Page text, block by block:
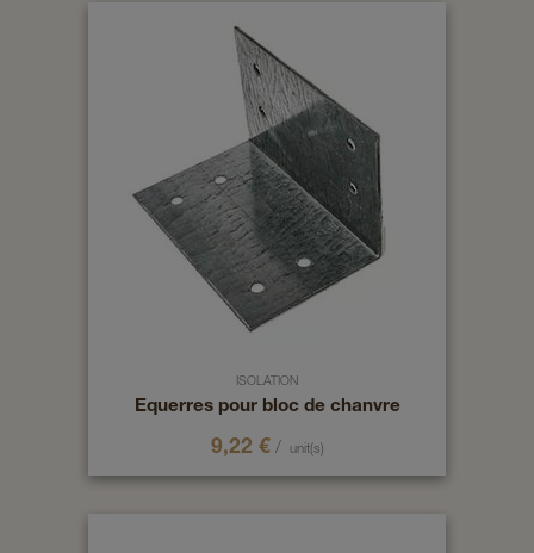
ISOLATION
Equerres pour bloc de chanvre
9,22 €/ unit(s)